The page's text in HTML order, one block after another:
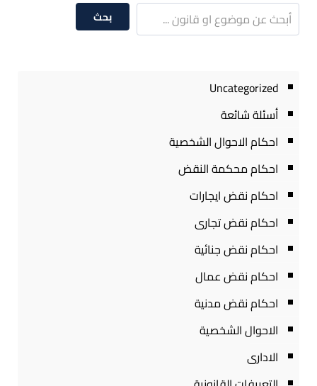
بحث
Uncategorized
أسئلة شائعة
احكام الاحوال الشخصية
احكام محكمة النقض
احكام نقض ايجارات
احكام نقض تجارى
احكام نقض جنائية
احكام نقض عمال
احكام نقض مدنية
الاحوال الشخصية
الادارى